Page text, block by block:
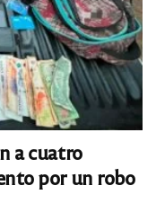
a cuatro
por un robo